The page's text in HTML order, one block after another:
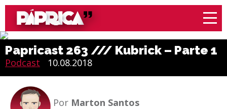
Papricast 263 /// Kubrick – Parte 1
Podcast 10.08.2018
Por Marton Santos